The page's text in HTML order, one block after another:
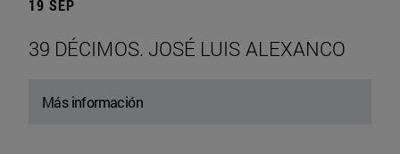
19 SEP
39 DÉCIMOS. JOSÉ LUIS ALEXANCO
Más información